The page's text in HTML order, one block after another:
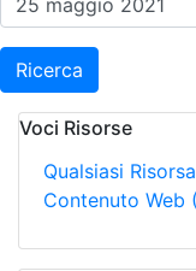
Ricerca
Voci Risorse
Qualsiasi Risorsa
Contenuto Web